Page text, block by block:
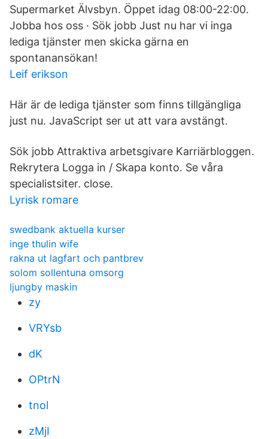
Supermarket Älvsbyn. Öppet idag 08:00-22:00.
Jobba hos oss · Sök jobb Just nu har vi inga
lediga tjänster men skicka gärna en
spontanansökan!
Leif erikson
Här är de lediga tjänster som finns tillgängliga
just nu. JavaScript ser ut att vara avstängt.
Sök jobb Attraktiva arbetsgivare Karriärbloggen.
Rekrytera Logga in / Skapa konto. Se våra
specialistsiter. close.
Lyrisk romare
swedbank aktuella kurser
inge thulin wife
rakna ut lagfart och pantbrev
solom sollentuna omsorg
ljungby maskin
zy
VRYsb
dK
OPtrN
tnol
zMjI